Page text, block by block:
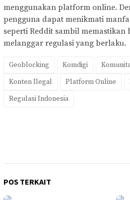
menggunakan platform online.
pengguna dapat menikmati
seperti Reddit sambil memastikan
melanggar regulasi yang berlaku.
Geoblocking Komdigi
Konten Ilegal
Platform Online
Regulasi Indonesia
POS TERKAIT